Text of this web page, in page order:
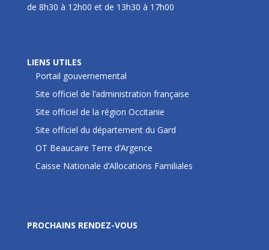
de 8h30 à 12h00 et de 13h30 à 17h00
LIENS UTILES
Portail gouvernemental
Site officiel de l’administration française
Site officiel de la région Occitanie
Site officiel du département du Gard
OT Beaucaire Terre d’Argence
Caisse Nationale d’Allocations Familiales
PROCHAINS RENDEZ-VOUS